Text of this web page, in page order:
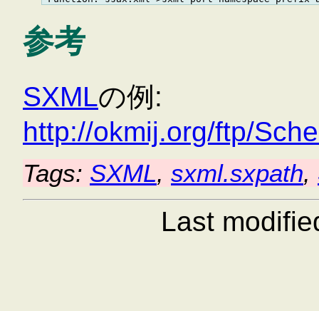
参考
SXMLの例:
http://okmij.org/ftp/
Tags: SXML, sxml.sxpath,
Last